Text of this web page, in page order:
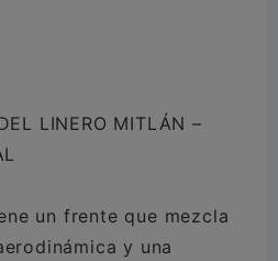
LINERO MITLÁN –
un frente que mezcla
y una